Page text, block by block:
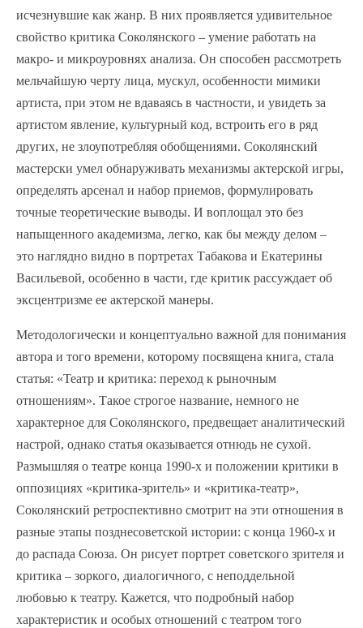
исчезнувшие как жанр. В них проявляется удивительное
свойство критика Соколянского – умение работать на
макро- и микроуровнях анализа. Он способен рассмотреть
мельчайшую черту лица, мускул, особенности мимики
артиста, при этом не вдаваясь в частности, и увидеть за
артистом явление, культурный код, встроить его в ряд
других, не злоупотребляя обобщениями. Соколянский
мастерски умел обнаруживать механизмы актерской игры,
определять арсенал и набор приемов, формулировать
точные теоретические выводы. И воплощал это без
напыщенного академизма, легко, как бы между делом –
это наглядно видно в портретах Табакова и Екатерины
Васильевой, особенно в части, где критик рассуждает об
эксцентризме ее актерской манеры.
Методологически и концептуально важной для понимания
автора и того времени, которому посвящена книга, стала
статья: «Театр и критика: переход к рыночным
отношениям». Такое строгое название, немного не
характерное для Соколянского, предвещает аналитический
настрой, однако статья оказывается отнюдь не сухой.
Размышляя о театре конца 1990-х и положении критики в
оппозициях «критика-зритель» и «критика-театр»,
Соколянский ретроспективно смотрит на эти отношения в
разные этапы позднесоветской истории: с конца 1960-х и
до распада Союза. Он рисует портрет советского зрителя и
критика – зоркого, диалогичного, с неподдельной
любовью к театру. Кажется, что подробный набор
характеристик и особых отношений с театром того